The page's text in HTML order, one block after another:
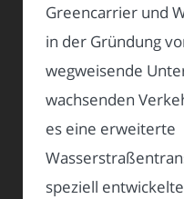
Greencarrier und
in der Gründung
wegweisende
wachsenden
es eine erweiterte
speziell